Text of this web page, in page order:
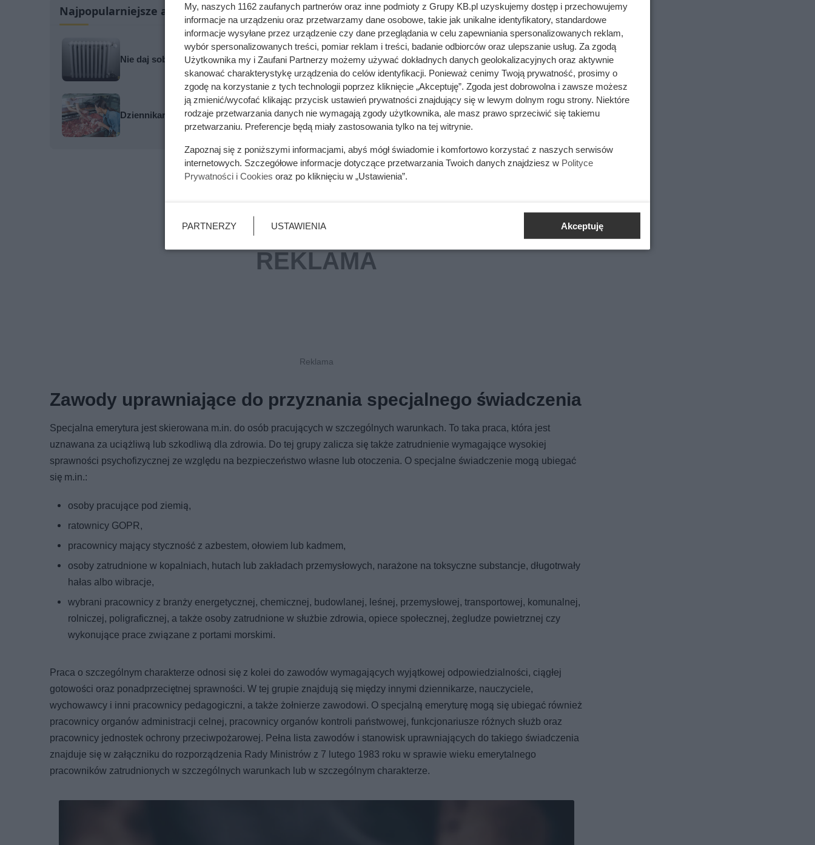
Najpopularniejsze artykuły
Nie daj sobie wmówić, że podłogówka jest obowiązkowa przy pompie ciepła. To zależy od kilku rzeczy
Dziennikarze ujawnili pochodzenie mięsa z Dino. Klienci zaskoczeni
Zawody uprawniające do przyznania specjalnego świadczenia
Specjalna emerytura jest skierowana m.in. do osób pracujących w szczególnych warunkach. To taka praca, która jest
uznawana za uciążliwą lub szkodliwą dla zdrowia. Do tej grupy zalicza się także zatrudnienie wymagające wysokiej
sprawności psychofizycznej ze względu na bezpieczeństwo własne lub otoczenia. O specjalne świadczenie mogą ubiegać
się m.in.:
osoby pracujące pod ziemią,
ratownicy GOPR,
pracownicy mający styczność z azbestem, ołowiem lub kadmem,
osoby zatrudnione w kopalniach, hutach lub zakładach przemysłowych, narażone na toksyczne substancje, długotrwały
hałas albo wibracje,
wybrani pracownicy z branży energetycznej, chemicznej, budowlanej, leśnej, przemysłowej, transportowej, komunalnej,
rolniczej, poligraficznej, a także osoby zatrudnione w służbie zdrowia, opiece społecznej, żegludze powietrznej czy
wykonujące prace związane z portami morskimi.
Praca o szczególnym charakterze odnosi się z kolei do zawodów wymagających wyjątkowej odpowiedzialności, ciągłej
gotowości oraz ponadprzeciętnej sprawności. W tej grupie znajdują się między innymi dziennikarze, nauczyciele,
wychowawcy i inni pracownicy pedagogiczni, a także żołnierze zawodowi. O specjalną emeryturę mogą się ubiegać również
pracownicy organów administracji celnej, pracownicy organów kontroli państwowej, funkcjonariusze różnych służb oraz
pracownicy jednostek ochrony przeciwpożarowej. Pełna lista zawodów i stanowisk uprawniających do takiego świadczenia
znajduje się w załączniku do rozporządzenia Rady Ministrów z 7 lutego 1983 roku w sprawie wieku emerytalnego
pracowników zatrudnionych w szczególnych warunkach lub w szczególnym charakterze.
My, naszych 1162 zaufanych partnerów oraz inne podmioty z Grupy KB.pl uzyskujemy dostęp i przechowujemy
informacje na urządzeniu oraz przetwarzamy dane osobowe, takie jak unikalne identyfikatory, standardowe
informacje wysyłane przez urządzenie czy dane przeglądania w celu zapewniania spersonalizowanych reklam,
wybór spersonalizowanych treści, pomiar reklam i treści, badanie odbiorców oraz ulepszanie usług. Za zgodą
Użytkownika my i Zaufani Partnerzy możemy używać dokładnych danych geolokalizacyjnych oraz aktywnie
skanować charakterystykę urządzenia do celów identyfikacji. Ponieważ cenimy Twoją prywatność, prosimy o
zgodę na korzystanie z tych technologii poprzez kliknięcie „Akceptuję”. Zgoda jest dobrowolna i zawsze możesz
ją zmienić/wycofać klikając przycisk ustawień prywatności znajdujący się w lewym dolnym rogu strony. Niektóre
rodzaje przetwarzania danych nie wymagają zgody użytkownika, ale masz prawo sprzeciwić się takiemu
przetwarzaniu. Preferencje będą miały zastosowania tylko na tej witrynie.
Zapoznaj się z poniższymi informacjami, abyś mógł świadomie i komfortowo korzystać z naszych serwisów
internetowych. Szczegółowe informacje dotyczące przetwarzania Twoich danych znajdziesz w Polityce
Prywatności i Cookies oraz po kliknięciu w „Ustawienia”.
PARTNERZY USTAWIENIA Akceptuję